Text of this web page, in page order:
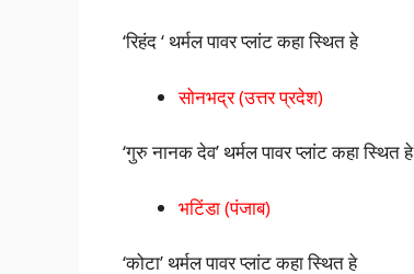
‘रिहंद ‘ थर्मल पावर प्लांट कहा स्थित हे
सोनभद्र (उत्तर प्रदेश)
‘गुरु नानक देव’ थर्मल पावर प्लांट कहा स्थित हे
भटिंडा (पंजाब)
‘कोटा’ थर्मल पावर प्लांट कहा स्थित हे